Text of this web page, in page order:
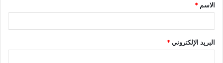
الاسم *
البريد الإلكتروني*